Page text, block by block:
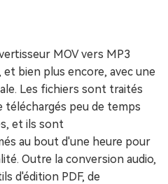
MOV vers MP3
bien plus encore, avec une
Les fichiers sont traités
peu de temps
et ils sont
au bout d'une heure pour
Outre la conversion audio,
d'édition PDF, de